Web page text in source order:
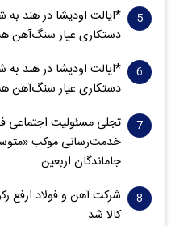
*ایالت اودیشا در هند به
دستکاری عیار سنگ‌آهن
*ایالت اودیشا در هند به
دستکاری عیار سنگ‌آهن
تجلی مسئولیت اجتماعی
خدمت‌رسانی موکب
جاماندگان اربعین
شرکت آهن و فولاد ارفع
کالا شد